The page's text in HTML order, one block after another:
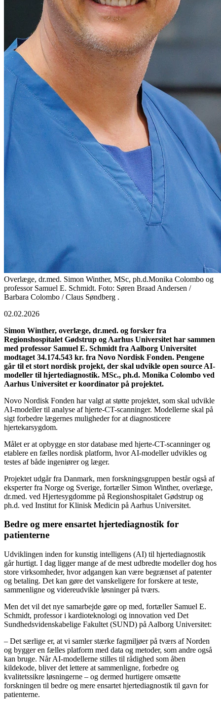
Overlæge, dr.med. Simon Winther, MSc, ph.d.Monika Colombo og
professor Samuel E. Schmidt. Foto: Søren Braad Andersen /
Barbara Colombo / Claus Søndberg .
02.02.2026
Simon Winther, overlæge, dr.med. og forsker fra
Regionshospitalet Gødstrup og Aarhus Universitet har sammen
med professor Samuel E. Schmidt fra Aalborg Universitet
modtaget 34.174.543 kr. fra Novo Nordisk Fonden. Pengene
går til et stort nordisk projekt, der skal udvikle open source AI-
modeller til hjertediagnostik. MSc., ph.d. Monika Colombo ved
Aarhus Universitet er koordinator på projektet.
Novo Nordisk Fonden har valgt at støtte projektet, som skal udvikle
AI-modeller til analyse af hjerte-CT-scanninger. Modellerne skal på
sigt forbedre lægernes muligheder for at diagnosticere
hjertekarsygdom.
Målet er at opbygge en stor database med hjerte-CT-scanninger og
etablere en fælles nordisk platform, hvor AI-modeller udvikles og
testes af både ingeniører og læger.
Projektet udgår fra Danmark, men forskningsgruppen består også af
eksperter fra Norge og Sverige, fortæller Simon Winther, overlæge,
dr.med. ved Hjertesygdomme på Regionshospitalet Gødstrup og
ph.d. ved Institut for Klinisk Medicin på Aarhus Universitet.
Bedre og mere ensartet hjertediagnostik for
patienterne
Udviklingen inden for kunstig intelligens (AI) til hjertediagnostik
går hurtigt. I dag ligger mange af de mest udbredte modeller dog hos
store virksomheder, hvor adgangen kan være begrænset af patenter
og betaling. Det kan gøre det vanskeligere for forskere at teste,
sammenligne og videreudvikle løsninger på tværs.
Men det vil det nye samarbejde gøre op med, fortæller Samuel E.
Schmidt, professor i kardioteknologi og innovation ved Det
Sundhedsvidenskabelige Fakultet (SUND) på Aalborg Universitet:
– Det særlige er, at vi samler stærke fagmiljøer på tværs af Norden
og bygger en fælles platform med data og metoder, som andre også
kan bruge. Når AI-modellerne stilles til rådighed som åben
kildekode, bliver det lettere at sammenligne, forbedre og
kvalitetssikre løsningerne – og dermed hurtigere omsætte
forskningen til bedre og mere ensartet hjertediagnostik til gavn for
patienterne.